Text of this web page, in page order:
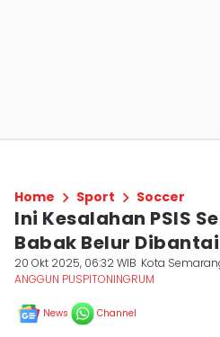
Home Sport Soccer
Ini Kesalahan PSIS
Babak Belur
20 Okt 2025, 06:32 WIB Kota
ANGGUN PUSPITONINGRUM
News Channel